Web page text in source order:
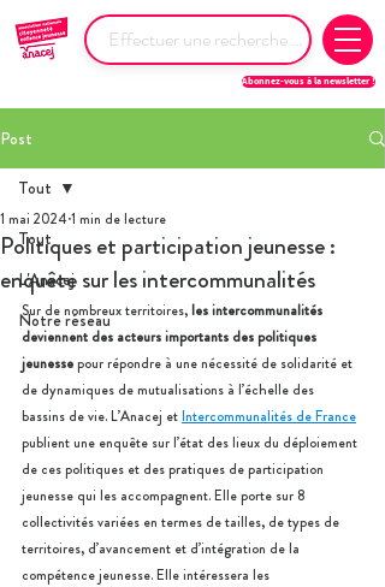
Abonnez-vous à la newsletter !
Post
Tout
L'Anacej
Notre réseau
Tout
Politiques et participation jeunesse :
enquête sur les intercommunalités
1 mai 2024 1 min de lecture
Sur de nombreux territoires, les intercommunalités
deviennent des acteurs importants des politiques
jeunesse pour répondre à une nécessité de solidarité et
de dynamiques de mutualisations à l’échelle des
bassins de vie. L’Anacej et Intercommunalités de France
publient une enquête sur l’état des lieux du déploiement
de ces politiques et des pratiques de participation
jeunesse qui les accompagnent. Elle porte sur 8
collectivités variées en termes de tailles, de types de
territoires, d’avancement et d’intégration de la
compétence jeunesse. Elle intéressera les